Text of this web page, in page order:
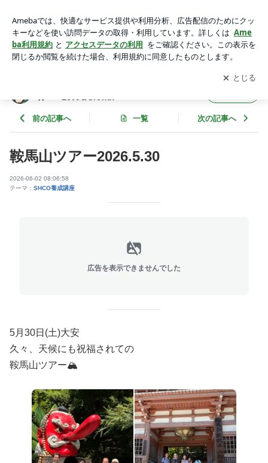
グ＆スピリチュアル ～Love＆Growth～
アプリをダウンロードして ブログの更新通知
を受け取りまし
ょう。
開く
ル ～Love＆Growth～
前の記事へ 一覧 次の記事へ
鞍馬山ツアー2026.5.30
2026-06-02 08:06:58
テーマ： SHCO養成講座
広告を表示できませんでした
5月30日(土)大安
久々、天候にも祝福されての
鞍馬山ツアー🏔️